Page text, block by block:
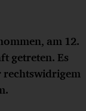
am 12.
getreten. Es
rechtswidrigem